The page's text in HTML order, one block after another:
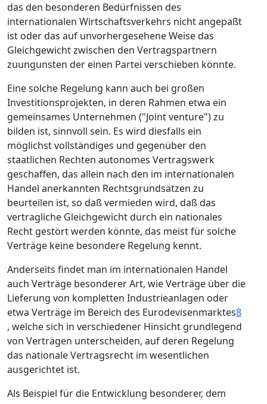
das den besonderen Bedürfnissen des
internationalen Wirtschaftsverkehrs nicht angepaßt
ist oder das auf unvorhergesehene Weise das
Gleichgewicht zwischen den Vertragspartnern
zuungunsten der einen Partei verschieben könnte.
Eine solche Regelung kann auch bei großen
Investitionsprojekten, in deren Rahmen etwa ein
gemeinsames Unternehmen ("Joint venture") zu
bilden ist, sinnvoll sein. Es wird diesfalls ein
möglichst vollständiges und gegenüber den
staatlichen Rechten autonomes Vertragswerk
geschaffen, das allein nach den im internationalen
Handel anerkannten Rechtsgrundsätzen zu
beurteilen ist, so daß vermieden wird, daß das
vertragliche Gleichgewicht durch ein nationales
Recht gestört werden könnte, das meist für solche
Verträge keine besondere Regelung kennt.
Anderseits findet man im internationalen Handel
auch Verträge besonderer Art, wie Verträge über die
Lieferung von kompletten Industrieanlagen oder
etwa Verträge im Bereich des Eurodevisenmarktes8
, welche sich in verschiedener Hinsicht grundlegend
von Verträgen unterscheiden, auf deren Regelung
das nationale Vertragsrecht im wesentlichen
ausgerichtet ist.
Als Beispiel für die Entwicklung besonderer, dem